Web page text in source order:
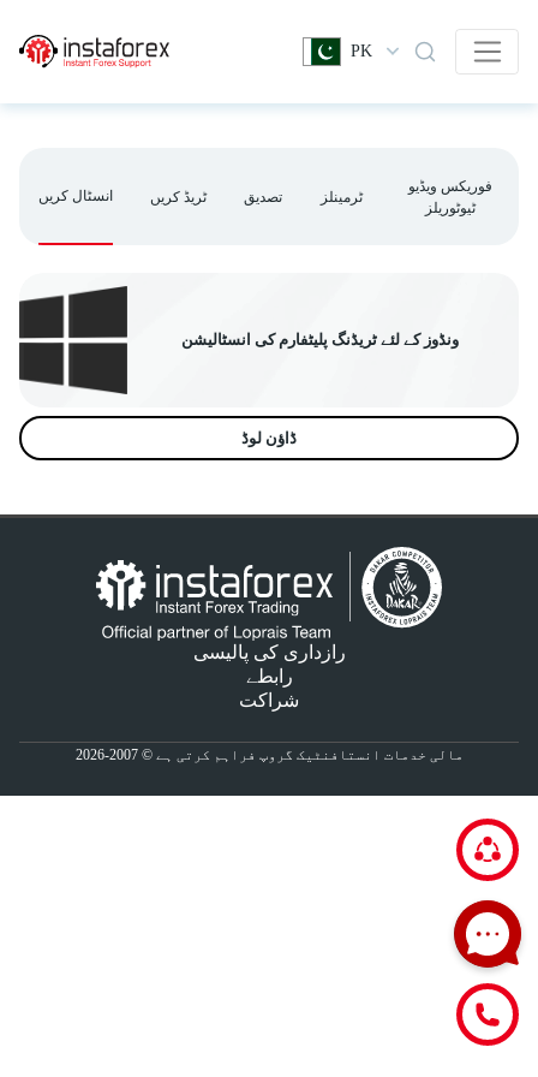
PK
انسٹال کریں ٹریڈ کریں تصدیق ٹرمینلز
فوریکس ویڈیو
ٹیوٹوریلز
ونڈوز کے لئے ٹریڈنگ پلیٹفارم کی انسٹالیشن
ڈاؤن لوڈ
رازداری کی پالیسی
رابطے
شراکت
مالی خدمات انستافنٹیک گروپ فراہم کرتی ہے © 2007-2026